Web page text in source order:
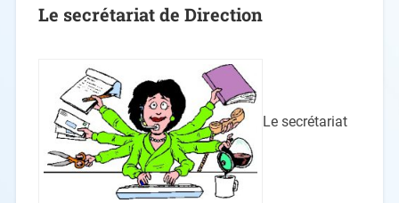
Le secrétariat de Direction
Le secrétariat